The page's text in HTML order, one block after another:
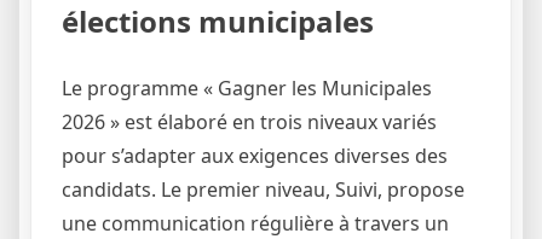
élections municipales
Le programme « Gagner les Municipales
2026 » est élaboré en trois niveaux variés
pour s’adapter aux exigences diverses des
candidats. Le premier niveau, Suivi, propose
une communication régulière à travers un